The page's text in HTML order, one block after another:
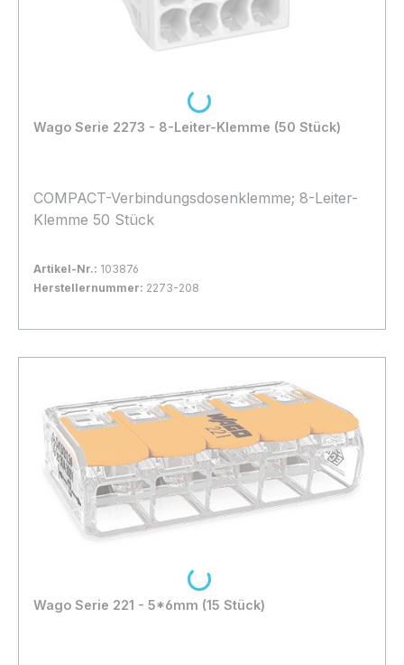
Wago Serie 2273 - 8-Leiter-Klemme (50 Stück)
COMPACT-Verbindungsdosenklemme; 8-Leiter-
Klemme 50 Stück
Artikel-Nr.: 103876
Herstellernummer: 2273-208
In den Warenkorb
Loading...
Wago Serie 221 - 5*6mm (15 Stück)
Loading...